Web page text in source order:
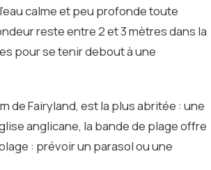
calme et peu profonde toute
reste entre 2 et 3 mètres dans la
pour se tenir debout à une
de Fairyland, est la plus abritée : une
anglicane, la bande de plage offre
: prévoir un parasol ou une